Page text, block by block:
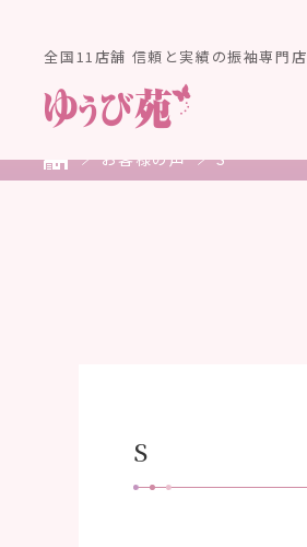
全国11店舗 信頼と実績の振袖専門店
お客様の声 S
S